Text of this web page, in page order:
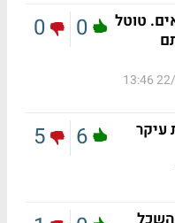
טוטל
22/
0
0
עיקר
6
5